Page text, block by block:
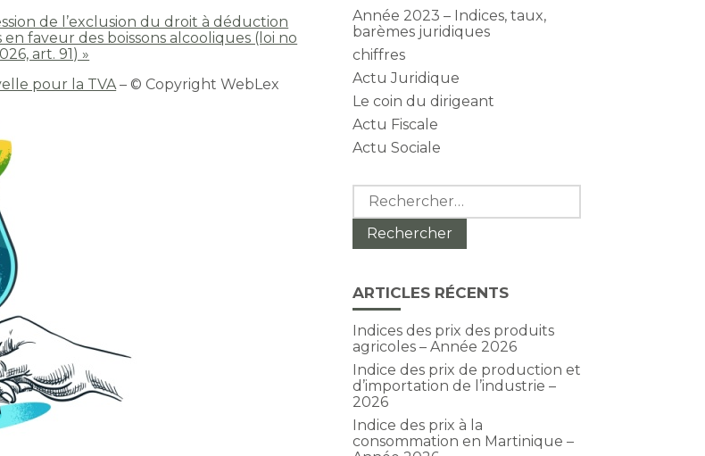
de l’exclusion du droit à déduction
faveur des boissons alcooliques (loi no
art. 91) »
pour la TVA– © Copyright WebLex
Année 2023 – Indices, taux,
barèmes juridiques
chiffres
Actu Juridique
Le coin du dirigeant
Actu Fiscale
Actu Sociale
Rechercher :
ARTICLES RÉCENTS
Indices des prix des produits
agricoles – Année 2026
Indice des prix de production et
d’importation de l’industrie –
2026
Indice des prix à la
consommation en Martinique –